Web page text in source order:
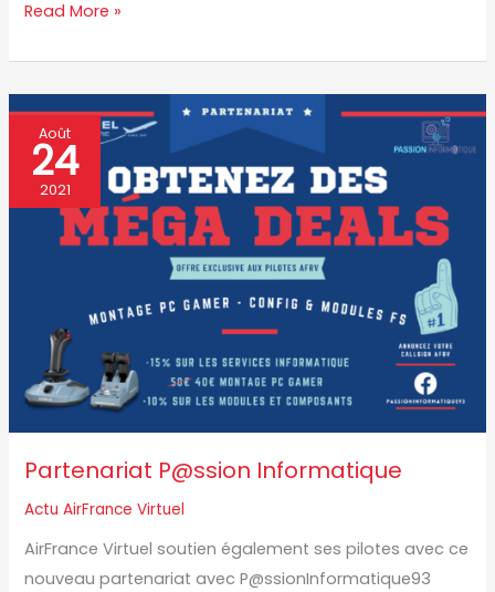
Read More »
Août
24
2021
Partenariat P@ssion Informatique
Actu AirFrance Virtuel
AirFrance Virtuel soutien également ses pilotes avec ce
nouveau partenariat avec P@ssionInformatique93
Partenariat
P@ssion
Informatique